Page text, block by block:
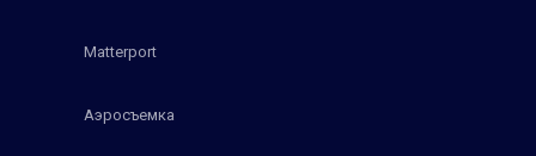
Matterport
Аэросъемка